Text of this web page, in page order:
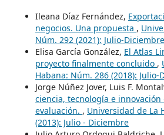
Ileana Díaz Fernández,
negocios. Una propuesta ,
Núm. 292 (2021): Julio-Diciembre
Elisa García González, El Atlas
proyecto finalmente concluido ,
Habana: Núm. 286 (2018): Julio-
Jorge Núñez Jover, Luis F.
ciencia, tecnología e
evaluación. , Universidad de La
(2013): Julio - Diciembre